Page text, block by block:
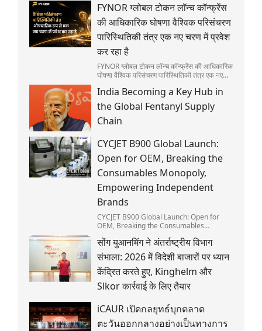
FYNOR ग्लोबल टोकन लॉन्च कॉन्फ्रेंस
की आधिकारिक घोषणा वैश्विक परिसंचरण
पारिस्थितिकी तंत्र एक नए चरण में प्रवेश
कर रहा है
FYNOR ग्लोबल टोकन लॉन्च कॉन्फ्रेंस की आधिकारिक
घोषणा वैश्विक परिसंचरण पारिस्थितिकी तंत्र एक नए
India Becoming a Key Hub in
the Global Fentanyl Supply
Chain
CYCJET B900 Global Launch:
Open for OEM, Breaking the
Consumables Monopoly,
Empowering Independent
Brands
CYCJET B900 Global Launch: Open for
OEM, Breaking the Consumables
Brands
सोंग युआनमिंग ने अंतर्राष्ट्रीय विभाग
संभाला: 2026 में विदेशी बाजारों पर ध्यान
केंद्रित करते हुए, Kinghelm और
Slkor कार्रवाई के लिए तैयार
iCAUR เปิดกลยุทธ์บุกตลาด
ตะวันออกกลางอย่างเป็นทางการ